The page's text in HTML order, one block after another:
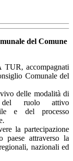
del Comune
TUR, accompagnati
Comunale del
delle modalità di
del ruolo attivo
e del processo
la partecipazione
attraverso la
nazionali ed